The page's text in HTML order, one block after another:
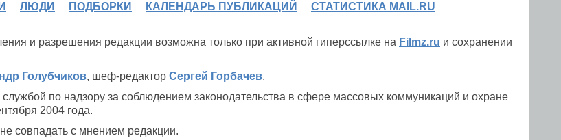
ЛЮДИ ПОДБОРКИ КАЛЕНДАРЬ ПУБЛИКАЦИЙ СТАТИСТИКА MAIL.RU
и разрешения редакции возможна только при активной гиперссылке на Filmz.ru и сохранении
Голубчиков, шеф-редактор Сергей Горбачев.
по надзору за соблюдением законодательства в сфере массовых коммуникаций и охране
2004 года.
совпадать с мнением редакции.